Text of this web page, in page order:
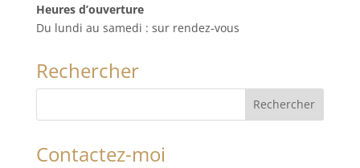
Heures d’ouverture
Du lundi au samedi : sur rendez-vous
Rechercher
Contactez-moi